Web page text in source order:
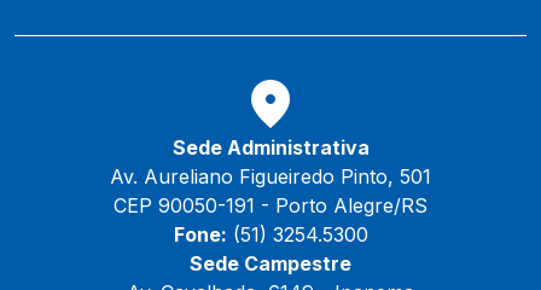
Sede Administrativa
Av. Aureliano Figueiredo Pinto, 501
CEP 90050-191 - Porto Alegre/RS
Fone: (51) 3254.5300
Sede Campestre